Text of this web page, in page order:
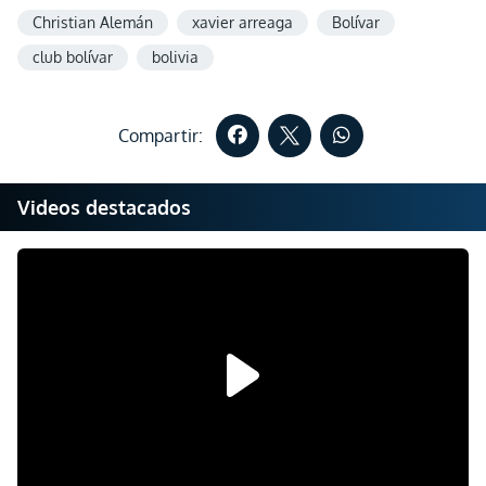
Christian Alemán xavier arreaga
Bolívar
club bolívar
bolivia
Compartir:
Videos destacados